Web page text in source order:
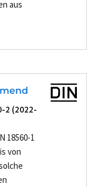
aus
2 (2022-
18560-1
von